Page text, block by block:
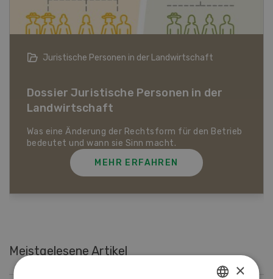
Bio-Artikel
Dossier Bio-Artikel
MEHR ERFAHREN
Meistgelesene Artikel
×